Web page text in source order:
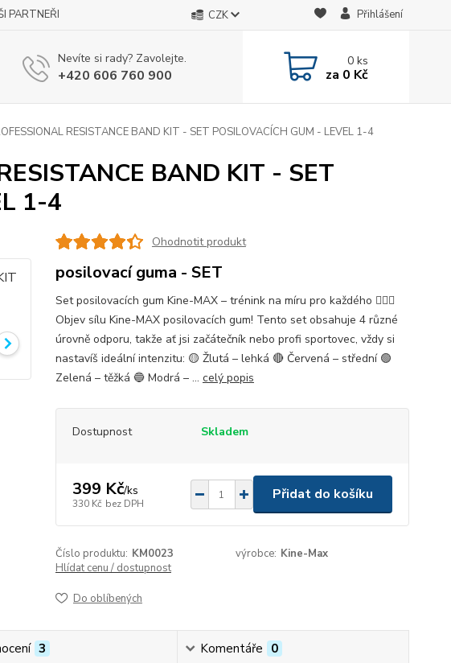
PARTNEŘI CZK Přihlášení
Nevíte si rady? Zavolejte.
+420 606 760 900
0ks
za 0 Kč
RESISTANCE BAND KIT - SET POSILOVACÍCH GUM - LEVEL 1-4
BAND KIT - SET
1-4
Ohodnotit produkt
posilovací guma - SET
Set posilovacích gum Kine-MAX – trénink na míru pro každého 🏋️‍♂️🌈
Objev sílu Kine-MAX posilovacích gum! Tento set obsahuje 4 různé
úrovně odporu, takže ať jsi začátečník nebo profi sportovec, vždy si
nastavíš ideální intenzitu: 🟡 Žlutá – lehká 🔴 Červená – střední 🟢
Zelená – těžká 🔵 Modrá – ... celý popis
Dostupnost Skladem
399 Kč/ks
330 Kč bez DPH
Přidat do košíku
Číslo produktu: KM0023 výrobce: Kine-Max
Hlídat cenu / dostupnost
Do oblíbených
3 Komentáře 0